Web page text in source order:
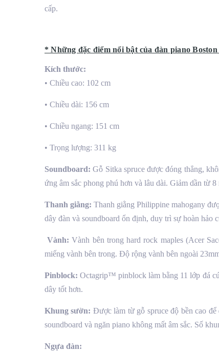
cấp.
* Những đặc điểm nổi bật của đàn piano Boston
Kích thước:
• Chiều cao: 102 cm
• Chiều dài: 156 cm
• Chiều ngang: 151 cm
• Trọng lượng: 311 kg
Soundboard: Gỗ Sitka spruce được đóng thẳng,
ứng âm sắc phong phú hơn và lâu dài. Giảm dần từ
Thanh giằng: Thanh giằng Philippine mahogany
dây đàn và soundboard ổn định, duy trì sự hoàn hảo
Vành: Vành bên trong hard rock maples (Acer
miếng vành bên trong. Độ rộng vành bên ngoài
Pinblock: Octagrip™ pinblock làm bằng 11 lớp đá
dây tốt hơn.
Khung sườn: Được làm từ gỗ spruce độ bền cao
soundboard và ngăn piano không mất âm sắc. Số
Ngựa đàn: